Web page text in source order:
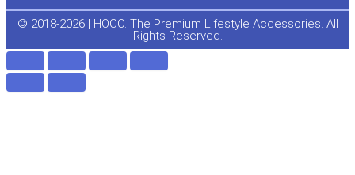
-
f
© 2018-2026 | HOCO. The Premium Lifestyle Accessories. All
Rights Reserved.